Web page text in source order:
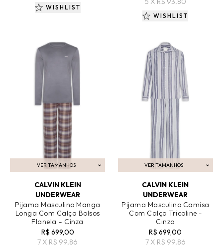
WISHLIST
WISHLIST
VER TAMANHOS
ADICIONAR AO CARRINHO
CALVIN KLEIN
UNDERWEAR
Pijama Masculino Manga
Longa Com Calça Bolsos
Flanela – Cinza
R$ 699,00
7 X R$ 99,86
VER TAMANHOS
ADICIONAR AO CARRINHO
CALVIN KLEIN
UNDERWEAR
Pijama Masculino Camisa
Com Calça Tricoline -
Cinza
R$ 699,00
7 X R$ 99,86